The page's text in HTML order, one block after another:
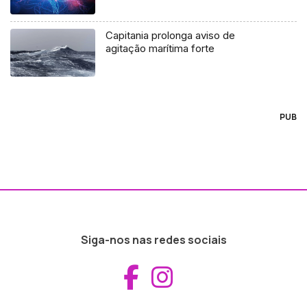
Capitania prolonga aviso de
agitação marítima forte
PUB
Siga-nos nas redes sociais
Aceder ao